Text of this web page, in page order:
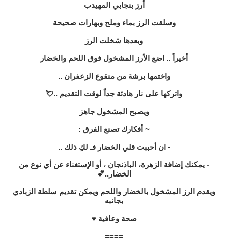
أرز بنجابي المهيدب
وسلقت الرز بماء وملح وبهارات صحيحة
وبعدها شخلت الرز
أخيراً .. اضع الأرز المشخول فوق اللحم والخضار
واختمها برشة من منقوع الزعفران ..
واتركها على نار هادئة جداً لوقت التقديم ..💘
ويصبح المشخول جاهز
~ أفكارك تصنع الفرق :
- ان أحببت قلي الخضار فـ لكِ ذلك ..
- يمكنك إضافة الزهرة، الباذنجان ، أو الإستغناء عن أي نوع من
الخضار..💕
ويقدم الرز المشخول بالخضار واللحم ويمكن تقديم سلطة الزبادي
بجانبه
صحة وعافية ♥️
====